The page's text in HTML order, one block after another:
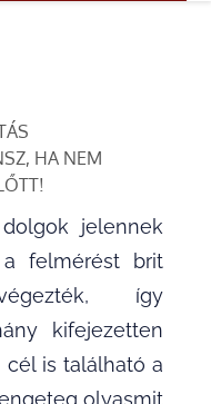
HA NEM
jelennek
felmérést brit
így
kifejezetten
is található a
olyasmit